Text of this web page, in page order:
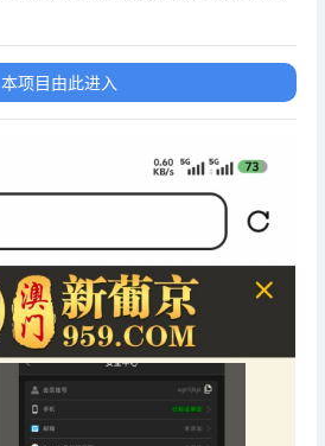
本项目由此进入